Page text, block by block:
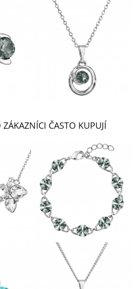
ČASTO KUPUJÍ